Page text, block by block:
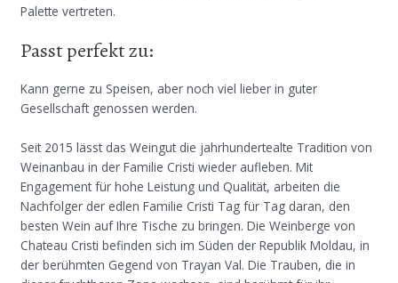
Palette vertreten.
Passt perfekt zu:
Kann gerne zu Speisen, aber noch viel lieber in guter
Gesellschaft genossen werden.
Seit 2015 lässt das Weingut die jahrhundertealte Tradition von
Weinanbau in der Familie Cristi wieder aufleben. Mit
Engagement für hohe Leistung und Qualität, arbeiten die
Nachfolger der edlen Familie Cristi Tag für Tag daran, den
besten Wein auf Ihre Tische zu bringen. Die Weinberge von
Chateau Cristi befinden sich im Süden der Republik Moldau, in
der berühmten Gegend von Trayan Val. Die Trauben, die in